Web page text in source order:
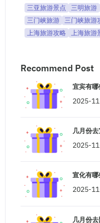
三亚旅游景点
三明旅游
三门峡旅游
三门峡旅游
上海旅游攻略
上海旅游
Recommend Post
宜宾有
2025-
几月份
2025-
宣化有
2025-
几月份